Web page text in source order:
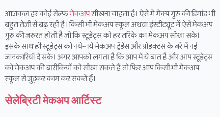
आजकल हर कोई सेल्फमेकअपसीखना चाहता है। ऐसे में मेक्प गुरु की डिमांड भी
बहुत तेजी से बढ़ रही है। किसी भी मेकअप स्कूल अथवा इंस्टीट्यूट में ऐसे मेकअप
गुरु की जरुरत होती है जो कि स्टूडेंट्स को हर तरिके का मेकअप सीखा सके।
इसके साथ ही स्टूडेट्स को नये-नये मेकअप ट्रेंडेस और प्रोडक्टस के बरे में नई
जानकारियाँ दे सके। अगर आपको लगता है कि आप में ये बात है और आप स्टूडेंट्स
को मेकअप की बारीकियों को सीखा सकते हैं तो फिर आप किसी भी मेकअप
स्कूल से जुड़कर काम कर सकते हैं।
सेलेब्रिटी मेकअप आर्टिस्ट